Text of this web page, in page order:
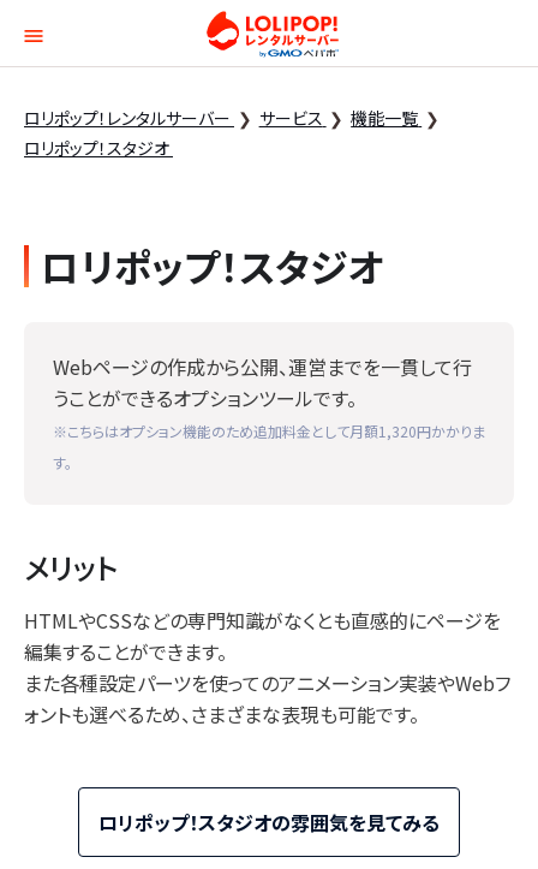
ロリポップ！レンタル
ロリポップ！レンタルサーバー サービス
機能一覧
ロリポップ！スタジオ
ロリポップ！スタジオ
Webページの作成から公開、運営までを一貫して行
うことができるオプションツールです。
※こちらはオプション機能のため追加料金として月額1,320円かかりま
す。
メリット
HTMLやCSSなどの専門知識がなくとも直感的にページを
編集することができます。
また各種設定パーツを使ってのアニメーション実装やWebフ
ォントも選べるため、さまざまな表現も可能です。
ロリポップ！スタジオの雰囲気を見てみる